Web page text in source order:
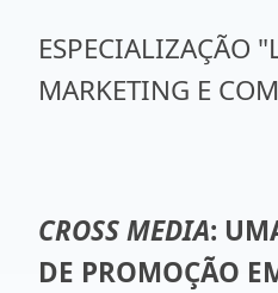
ESPECIALIZAÇÃO
MARKETING E
CROSS MEDIA:
DE PROMOÇÃO